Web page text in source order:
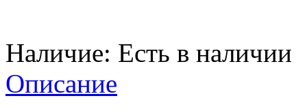
Наличие: Есть в наличии
Описание